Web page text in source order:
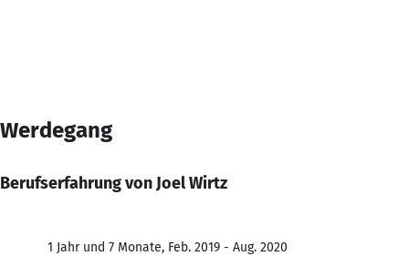
Werdegang
Berufserfahrung von Joel Wirtz
1 Jahr und 7 Monate, Feb. 2019 - Aug. 2020